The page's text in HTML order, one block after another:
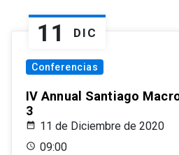
11 DIC
Conferencias
IV Annual Santiago
3
11 de Diciembre de 2020
09:00